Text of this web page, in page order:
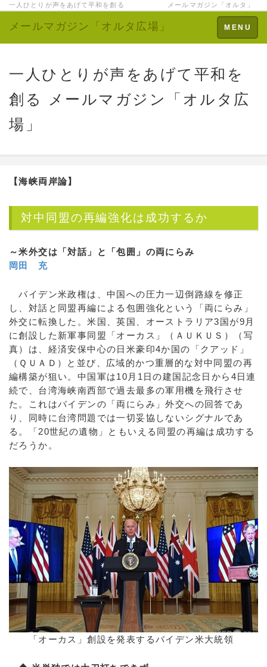
一人ひとりが声をあげて平和を創る メールマガジン「オルタ」
Toggle
navigation
MENU
メールマガジン「オルタ広場」
一人ひとりが声をあげて平和を
創る メールマガジン「オルタ広
場」
【海峡両岸論】
対中同盟の再編強化は成功するか
～米外交は「対話」と「包囲」の両にらみ
岡田 充
バイデン米政権は、中国への圧力一辺倒路線を修正
し、対話と同盟再編による包囲強化という「両にらみ」
外交に転換した。米国、英国、オーストラリア3国が9月
に創設した新軍事同盟「オーカス」（ＡＵＫＵＳ）（写
真）は、経済安保中心の日米豪印4か国の「クアッド」
（ＱＵＡＤ）と並び、広域的かつ重層的な対中同盟の再
編構築が狙い。中国軍は10月1日の建国記念日から4日連
続で、台湾海峡南西部で過去最多の軍用機を飛行させ
た。これはバイデンの「両にらみ」外交への回答であ
り、同時に台湾問題では一切妥協しないシグナルであ
る。「20世紀の遺物」ともいえる同盟の再編は成功する
だろうか。
「オーカス」創設を発表するバイデン米大統領